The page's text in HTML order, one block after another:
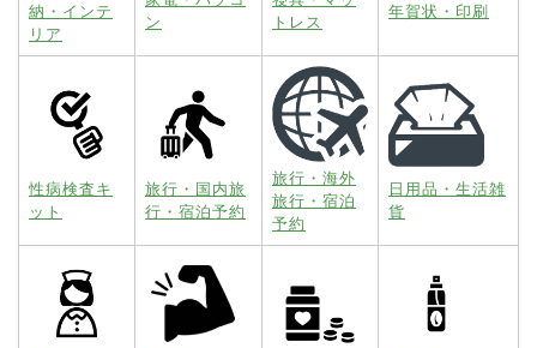
納・インテ
リア
ン
トレス
年賀状・印刷
性病検査キ
ット
旅行・国内旅
行・宿泊予約
旅行・海外
旅行・宿泊
予約
日用品・生活雑
貨